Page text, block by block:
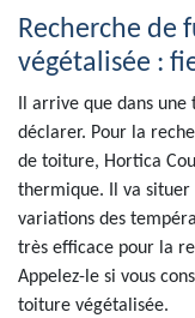
Recherche de
végétalisée :
Il arrive que dans
déclarer. Pour la
de toiture, Hortica
thermique. Il va situer
variations des
très efficace pour la
Appelez-le si vous
toiture végétalisée.